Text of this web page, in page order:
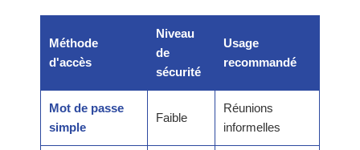
Méthode
d'accès
Niveau
de
sécurité
Usage
recommandé
Mot de passe
simple
Faible
Réunions
informelles